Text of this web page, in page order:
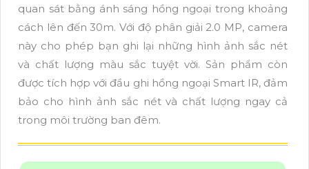
quan sát bằng ánh sáng hồng ngoại trong khoảng
cách lên đến 30m. Với độ phân giải 2.0 MP, camera
này cho phép bạn ghi lại những hình ảnh sắc nét
và chất lượng màu sắc tuyệt vời. Sản phẩm còn
được tích hợp với đầu ghi hồng ngoại Smart IR, đảm
bảo cho hình ảnh sắc nét và chất lượng ngay cả
trong môi trường ban đêm.